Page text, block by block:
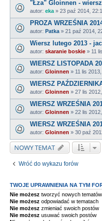
"Łza" Gloinnen -
autor: eka » 23 paź 2014,
PROZA WRZEŚNIA
autor: Patka » 21 paź 2014,
Wiersz lutego 2013 -
autor: skaranie boskie » 11
WIERSZ LISTOPADA
autor: Gloinnen » 11 lis
WIERSZ
autor: Gloinnen » 27 lis
WIERSZ WRZEŚNIA
autor: Gloinnen » 22 lis
WIERSZ WRZEŚNIA
autor: Gloinnen » 30 paź
NOWY TEMAT
Wróć do wykazu forów
TWOJE UPRAWNIENIA NA TYM
Nie możesz tworzyć nowych tematów
Nie możesz odpowiadać w tematach
Nie możesz zmieniać swoich postów
Nie możesz usuwać swoich postów